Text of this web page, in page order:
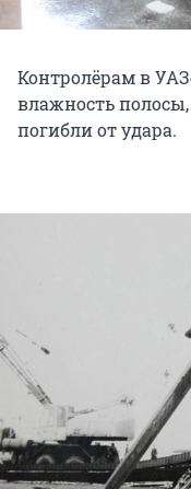
Контролёрам в
влажность
погибли от удара.